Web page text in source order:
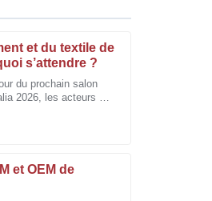
et du textile de
s’attendre ?
du prochain salon
2026, les acteurs du
et OEM de
de